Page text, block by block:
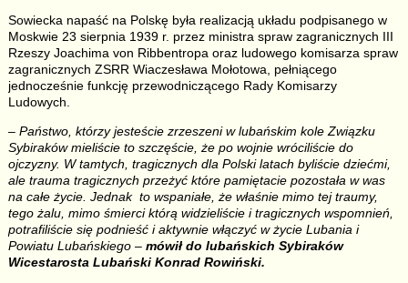
Sowiecka napaść na Polskę była realizacją układu podpisanego w
Moskwie 23 sierpnia 1939 r. przez ministra spraw zagranicznych III
Rzeszy Joachima von Ribbentropa oraz ludowego komisarza spraw
zagranicznych ZSRR Wiaczesława Mołotowa, pełniącego
jednocześnie funkcję przewodniczącego Rady Komisarzy
Ludowych.
– Państwo, którzy jesteście zrzeszeni w lubańskim kole Związku
Sybiraków mieliście to szczęście, że po wojnie wróciliście do
ojczyzny. W tamtych, tragicznych dla Polski latach byliście dziećmi,
ale trauma tragicznych przeżyć które pamiętacie pozostała w was
na całe życie. Jednak to wspaniałe, że właśnie mimo tej traumy,
tego żalu, mimo śmierci którą widzieliście i tragicznych wspomnień,
potrafiliście się podnieść i aktywnie włączyć w życie Lubania i
Powiatu Lubańskiego – mówił do lubańskich Sybiraków
Wicestarosta Lubański Konrad Rowiński.